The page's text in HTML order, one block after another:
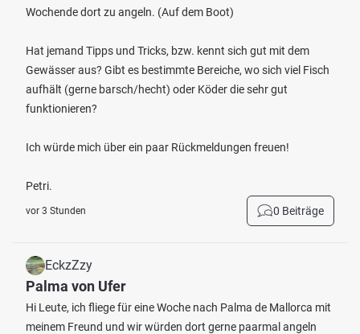
Wochende dort zu angeln. (Auf dem Boot)
Hat jemand Tipps und Tricks, bzw. kennt sich gut mit dem
Gewässer aus? Gibt es bestimmte Bereiche, wo sich viel Fisch
aufhält (gerne barsch/hecht) oder Köder die sehr gut
funktionieren?
Ich würde mich über ein paar Rückmeldungen freuen!
Petri.
vor 3 Stunden 0 Beiträge
EckzZzy
Palma von Ufer
Hi Leute, ich fliege für eine Woche nach Palma de Mallorca mit
meinem Freund und wir würden dort gerne paarmal angeln